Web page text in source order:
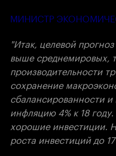
МИНИСТР
"Итак, целевой
выше среднемировых,
производительности
сохранение
сбалансированности
инфляцию 4% к 18
хорошие инвестиции.
роста инвестиций до